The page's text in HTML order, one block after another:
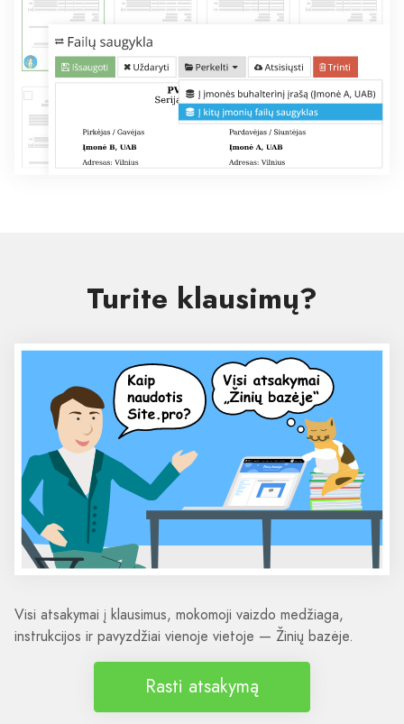
Turite klausimų?
Visi atsakymai į klausimus, mokomoji vaizdo medžiaga,
instrukcijos ir pavyzdžiai vienoje vietoje — Žinių bazėje.
Rasti atsakymą